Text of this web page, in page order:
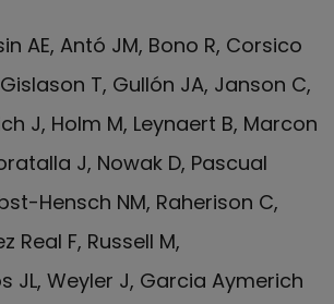
AE, Antó JM, Bono R, Corsico
T, Gullón JA, Janson C,
J, Holm M, Leynaert B, Marcon
J, Nowak D, Pascual
Hensch NM, Raherison C,
Real F, Russell M,
JL, Weyler J, Garcia Aymerich